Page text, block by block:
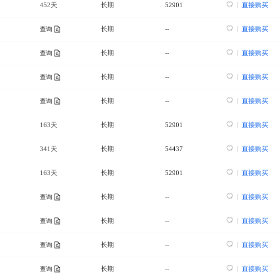
452天 长期 52901 直接购买
查询 长期 -- 直接购买
查询 长期 -- 直接购买
查询 长期 -- 直接购买
查询 长期 -- 直接购买
163天 长期 52901 直接购买
341天 长期 54437 直接购买
163天 长期 52901 直接购买
查询 长期 -- 直接购买
查询 长期 -- 直接购买
查询 长期 -- 直接购买
查询 长期 -- 直接购买